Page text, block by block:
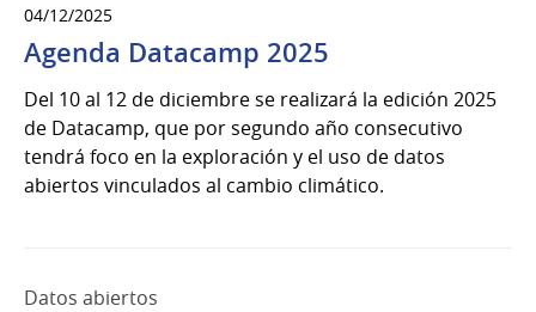
04/12/2025
Agenda Datacamp 2025
Del 10 al 12 de diciembre se realizará la edición 2025
de Datacamp, que por segundo año consecutivo
tendrá foco en la exploración y el uso de datos
abiertos vinculados al cambio climático.
Datos abiertos